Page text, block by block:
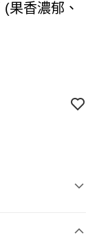
果香濃郁、